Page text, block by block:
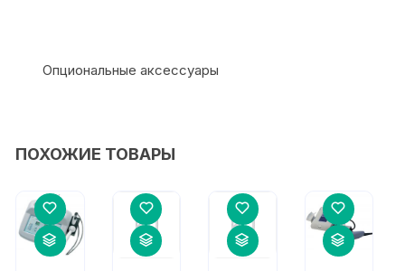
Опциональные аксессуары
ПОХОЖИЕ ТОВАРЫ